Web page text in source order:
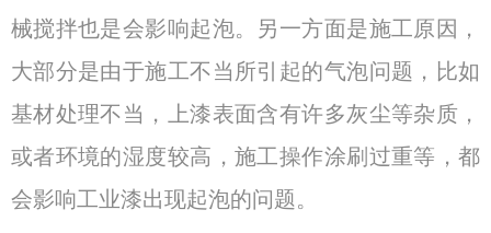
械搅拌也是会影响起泡。另一方面是施工原因，
大部分是由于施工不当所引起的气泡问题，比如
基材处理不当，上漆表面含有许多灰尘等杂质，
或者环境的湿度较高，施工操作涂刷过重等，都
会影响工业漆出现起泡的问题。